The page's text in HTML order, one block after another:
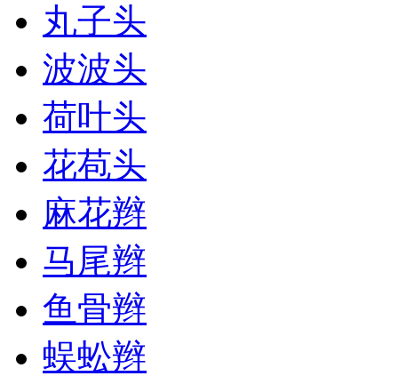
丸子头
波波头
荷叶头
花苞头
麻花辫
马尾辫
鱼骨辫
蜈蚣辫